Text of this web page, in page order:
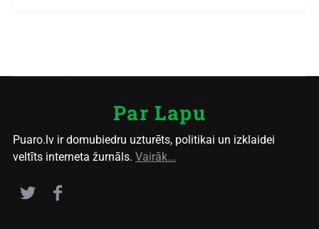
Par Lapu
Puaro.lv ir domubiedru uzturēts, politikai un izklaidei
veltīts interneta žurnāls. Vairāk...